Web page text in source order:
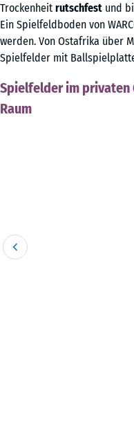
Trockenheit rutschfest und
Ein Spielfeldboden von
werden. Von Ostafrika über
Spielfelder mit
Spielfelder im
Raum